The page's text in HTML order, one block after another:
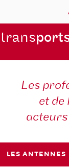
Les
et de
acteurs
LES ANTENNES